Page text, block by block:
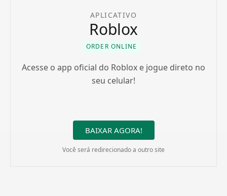
APLICATIVO
Roblox
ORDER ONLINE
Acesse o app oficial do Roblox e jogue direto no
seu celular!
BAIXAR AGORA!
Você será redirecionado a outro site